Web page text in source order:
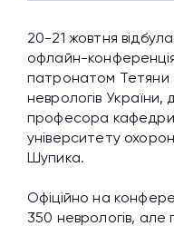
20-21 жовтня
офлайн-
патронатом Тетяни
неврологів
професора кафедри
університету
Шупика.
Офіційно на
350 неврологів, але